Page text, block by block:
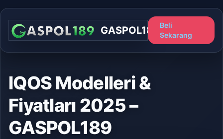
GASPOL189
Beli
Sekarang
IQOS Modelleri &
Fiyatları 2025 –
GASPOL189